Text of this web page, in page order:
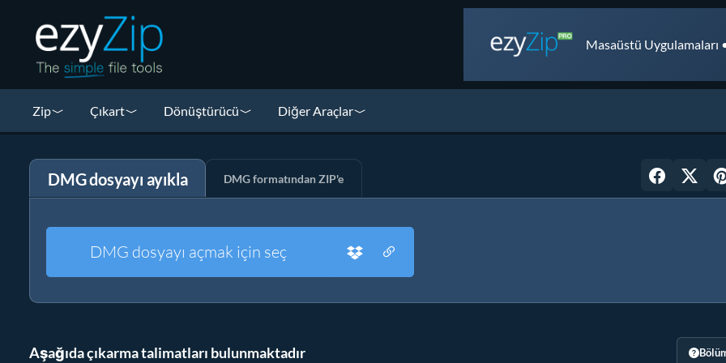
Masaüstü Uygulamaları
Zip Çıkart Dönüştürücü Diğer Araçlar
DMG dosyayı ayıkla DMG formatından ZIP'e
DMG dosyayı açmak için seç
Aşağıda çıkarma talimatları bulunmaktadır